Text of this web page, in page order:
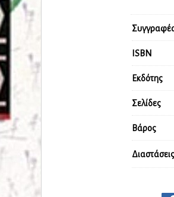
Διαστάσεις
ISBN
Εκδότης
Σελίδες
Βάρος